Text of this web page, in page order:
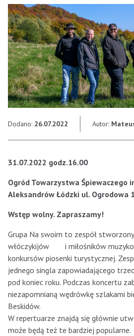
Dodano: 26.07.2022 Autor:
31.07.2022 godz.16.00
Ogród Towarzystwa Śpiewaczego
Aleksandrów Łódzki ul. Ogrodowa
Wstęp wolny. Zapraszamy!
Grupa Na swoim to zespół
włóczykijów i miłośników
konkursów piosenki turystycznej.
jednego singla zapowiadającego
pod koniec roku. Podczas koncertu
niezapomnianą wędrówkę szlakami
Beskidów.
W repertuarze znajdą się głównie
może będą też te bardziej popularne.